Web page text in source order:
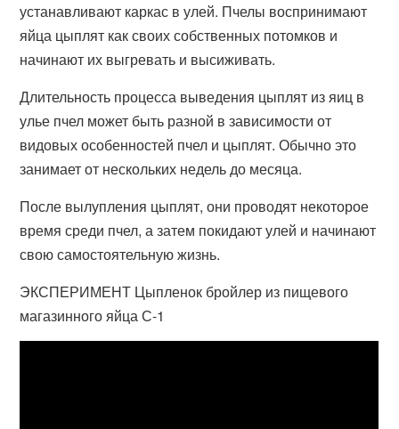
устанавливают каркас в улей. Пчелы воспринимают
яйца цыплят как своих собственных потомков и
начинают их выгревать и высиживать.
Длительность процесса выведения цыплят из яиц в
улье пчел может быть разной в зависимости от
видовых особенностей пчел и цыплят. Обычно это
занимает от нескольких недель до месяца.
После вылупления цыплят, они проводят некоторое
время среди пчел, а затем покидают улей и начинают
свою самостоятельную жизнь.
ЭКСПЕРИМЕНТ Цыпленок бройлер из пищевого
магазинного яйца С-1